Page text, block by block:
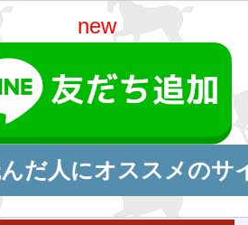
new
だ人にオススメのサ